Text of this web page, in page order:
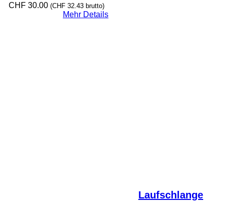
CHF30.00 (CHF32.43brutto)
Mehr Details
Laufschlange